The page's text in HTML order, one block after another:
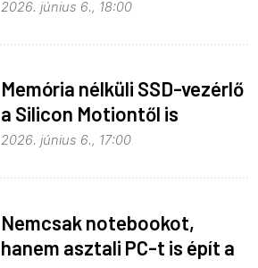
helyben
2026. június 6., 18:00
Memória nélküli SSD-vezérlő
a Silicon Motiontől is
2026. június 6., 17:00
Nemcsak notebookot,
hanem asztali PC-t is épít a